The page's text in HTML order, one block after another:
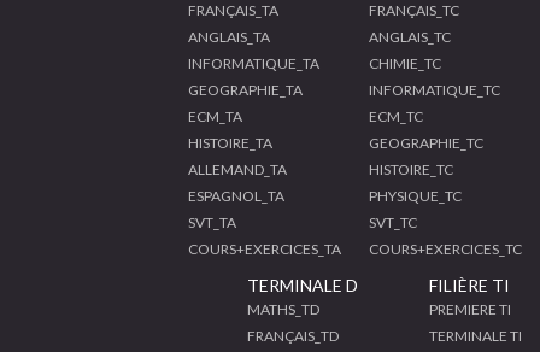
FRANÇAIS_TA
ANGLAIS_TA
INFORMATIQUE_TA
GEOGRAPHIE_TA
ECM_TA
HISTOIRE_TA
ALLEMAND_TA
ESPAGNOL_TA
SVT_TA
COURS+EXERCICES_TA
FRANÇAIS_TC
ANGLAIS_TC
CHIMIE_TC
INFORMATIQUE_TC
ECM_TC
GEOGRAPHIE_TC
HISTOIRE_TC
PHYSIQUE_TC
SVT_TC
COURS+EXERCICES_TC
TERMINALE D
MATHS_TD
FRANÇAIS_TD
FILIÈRE TI
PREMIERE TI
TERMINALE TI